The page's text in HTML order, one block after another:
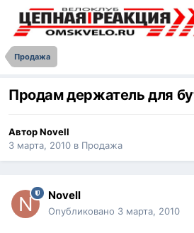
Продажа
Продам держатель для
АвторNovell
3 марта, 2010 в Продажа
Novell
Опубликовано 3 марта, 2010